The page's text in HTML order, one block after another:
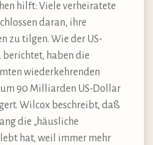
hilft: Viele verheiratete
daran, ihre
zu tilgen. Wie der US-
haben die
wiederkehrenden
90 Milliarden US-Dollar
Wilcox beschreibt, daß
die „häusliche
hat, weil immer mehr